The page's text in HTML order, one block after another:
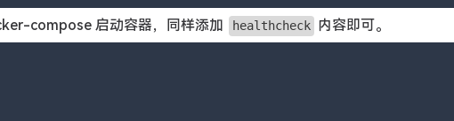
compose 启动容器，同样添加 healthcheck 内容即可。